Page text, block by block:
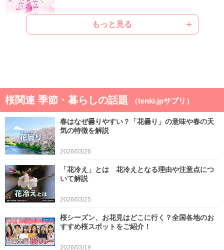
もっと見る
2026/04/22
ゴールデンウィークは晴れと雨が交互 晴れると
気象予報士の解説をもっと見る
桜関連 季節・暮らしの話題 （tenki.jpサプリ）
春はなぜ曇りやすい？「花曇り」の意味や春の天
気の特徴を解説
2026/03/26
「花冷え」とは 花冷えとなる理由や注意点につ
いて解説
2026/03/25
桜シーズン、お花見はどこに行く？全国各地のお
すすめ桜スポットをご紹介！
2026/03/19